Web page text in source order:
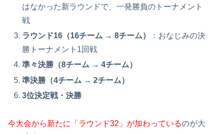
はなかった新ラウンドで、一発勝負のトーナメント
戦
ラウンド16（16チーム → 8チーム）
：おなじみの決
勝トーナメント1回戦
準々決勝（8チーム → 4チーム）
準決勝（4チーム → 2チーム）
3位決定戦・決勝
今大会から新たに「ラウンド32」が加わっているのが大